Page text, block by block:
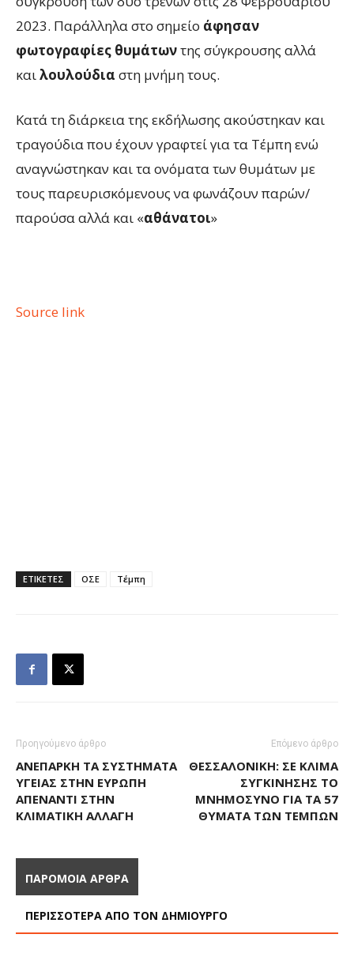
2023. Παράλληλα στο σημείο άφησαν
φωτογραφίες θυμάτωντης σύγκρουσης αλλά
καιλουλούδια στη μνήμη τους.
Κατά τη διάρκεια της εκδήλωσης ακούστηκαν και
τραγούδια που έχουν γραφτεί για τα Τέμπη ενώ
αναγνώστηκαν και τα ονόματα των θυμάτων με
τους παρευρισκόμενους να φωνάζουν παρών/
παρούσα αλλά και «αθάνατοι»
Source link
ΕΤΙΚΕΤΕΣ ΟΣΕ Τέμπη
Προηγούμενο άρθρο
ΑΝΕΠΑΡΚΉ ΤΑ ΣΥΣΤΉΜΑΤΑ
ΥΓΕΊΑΣ ΣΤΗΝ ΕΥΡΏΠΗ
ΑΠΈΝΑΝΤΙ ΣΤΗΝ
ΚΛΙΜΑΤΙΚΉ ΑΛΛΑΓΉ
Επόμενο άρθρο
ΘΕΣΣΑΛΟΝΊΚΗ: ΣΕ ΚΛΊΜΑ
ΣΥΓΚΊΝΗΣΗΣ ΤΟ
ΜΝΗΜΌΣΥΝΟ ΓΙΑ ΤΑ 57
ΘΎΜΑΤΑ ΤΩΝ ΤΕΜΠΏΝ
ΠΑΡΟΜΟΙΑ ΑΡΘΡΑ
ΠΕΡΙΣΣΟΤΕΡΑ ΑΠΟ ΤΟΝ ΔΗΜΙΟΥΡΓΟ